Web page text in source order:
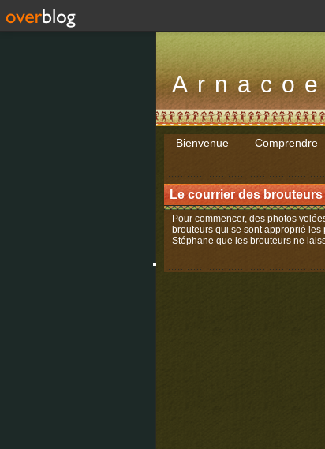
Bienvenue Comprendre
Le courrier des
Pour commencer, des photos
brouteurs qui se sont approprié les
Stéphane que les brouteurs ne